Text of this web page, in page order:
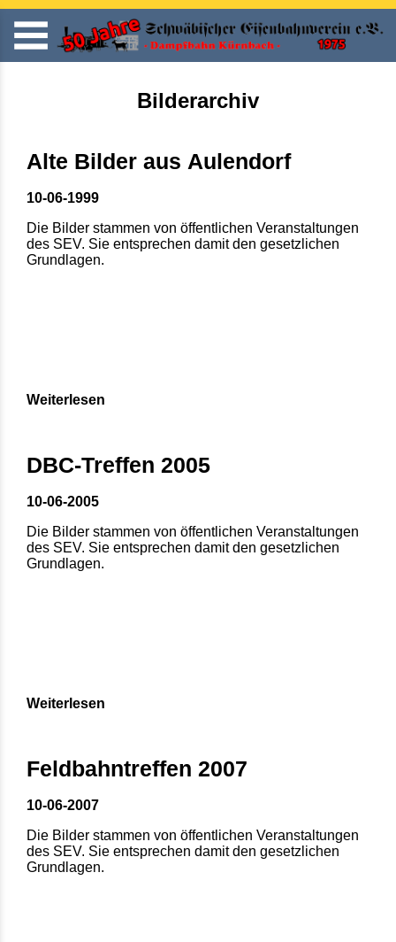
Bilderarchiv
Alte Bilder aus Aulendorf
10-06-1999
Die Bilder stammen von öffentlichen Veranstaltungen
des SEV. Sie entsprechen damit den gesetzlichen
Grundlagen.
Weiterlesen
DBC-Treffen 2005
10-06-2005
Die Bilder stammen von öffentlichen Veranstaltungen
des SEV. Sie entsprechen damit den gesetzlichen
Grundlagen.
Weiterlesen
Feldbahntreffen 2007
10-06-2007
Die Bilder stammen von öffentlichen Veranstaltungen
des SEV. Sie entsprechen damit den gesetzlichen
Grundlagen.